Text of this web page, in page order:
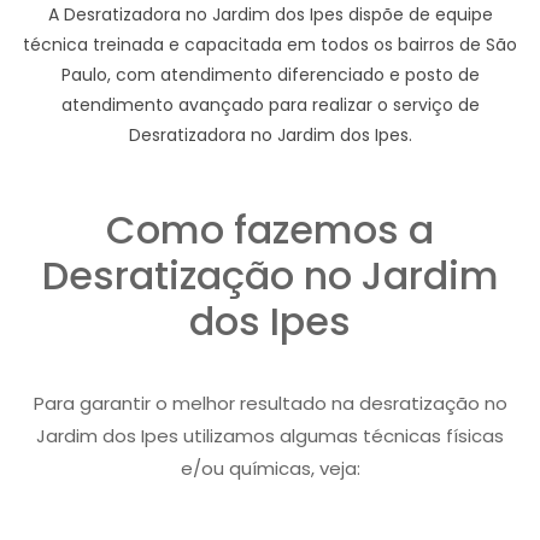
A Desratizadora no Jardim dos Ipes dispõe de equipe
técnica treinada e capacitada em todos os bairros de São
Paulo, com atendimento diferenciado e posto de
atendimento avançado para realizar o serviço de
Desratizadora no Jardim dos Ipes.
Como fazemos a
Desratização no Jardim
dos Ipes
Para garantir o melhor resultado na desratização no
Jardim dos Ipes utilizamos algumas técnicas físicas
e/ou químicas, veja: